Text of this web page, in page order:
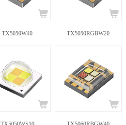
TX5050W40 TX5050RGBW20